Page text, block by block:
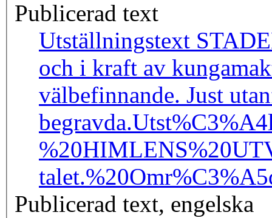
Publicerad text
Utställningstext STADEN 1998, Benin City: "DÄR KUNGEN AV NÅD RÅDER ÖVER LIV OCH DÖD" Kungariket Benin ligger i den tropiska regnskogen i södra Nigeria. Majoriteten av dess befolkning är kända som edo, men också grupper av ibo, ijaw, yoruba och itsekiri bor inom rikets gränser. Kungarikets hjärta är dess huvudstad, som förr hette Edo men idag kallas Benin City. Utanför huvudstaden lever det jordbrukande folket i flera hundra byar under sina äldstes ledarskap. Benins kulrurrikedomar blev kända för västvärlden 1897 genom
och i kraft av kungamakten till en stad av gudomlig inspiration. "HÖGSÄTET FÖR OBA - HIMLENS UTVALDE" Benin City, i dagens Nigeria hem för omkring 200 000 människor, har alltid varit kungariket Benins administrativa och religiösa centrum, något som också avspeglar sig i dess uppbyggnad. Stadens kärna omges av en dikerad lerjordsmur som enligt traditionen skall ha
välbefinnande. Just utanför den yttre muren ligger sedan
begravda.
Publicerad text, engelska